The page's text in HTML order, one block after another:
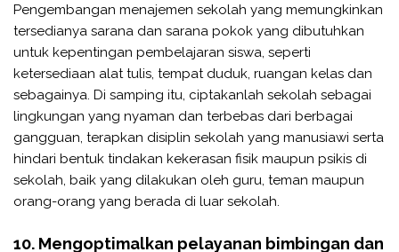
Pengembangan menajemen sekolah yang memungkinkan
tersedianya sarana dan sarana pokok yang dibutuhkan
untuk kepentingan pembelajaran siswa, seperti
ketersediaan alat tulis, tempat duduk, ruangan kelas dan
sebagainya. Di samping itu, ciptakanlah sekolah sebagai
lingkungan yang nyaman dan terbebas dari berbagai
gangguan, terapkan disiplin sekolah yang manusiawi serta
hindari bentuk tindakan kekerasan fisik maupun psikis di
sekolah, baik yang dilakukan oleh guru, teman maupun
orang-orang yang berada di luar sekolah.
10. Mengoptimalkan pelayanan bimbingan dan